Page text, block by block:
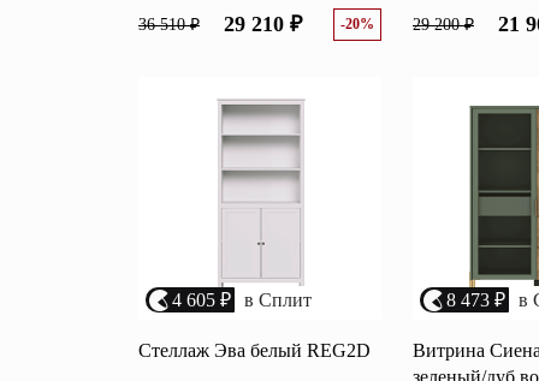
36 510 ₽ 29 210 ₽ -20% 29 200 ₽ 21
4 605 ₽ в Сплит
Стеллаж Эва белый REG2D
8 473 ₽ в
Витрина
зеленый/дуб